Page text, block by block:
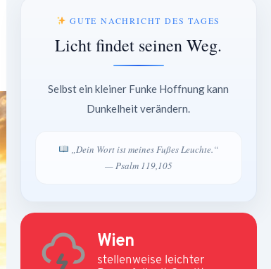
GUTE NACHRICHT DES TAGES
Licht findet seinen Weg.
Selbst ein kleiner Funke Hoffnung kann
Dunkelheit verändern.
„Dein Wort ist meines Fußes Leuchte.“
— Psalm 119,105
Wien
stellenweise leichter